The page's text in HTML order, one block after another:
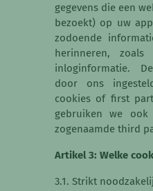
gegevens die een
bezoekt) op uw
zodoende
herinneren,
inloginformatie.
door ons
cookies of first
gebruiken we ook
zogenaamde third
Artikel 3: Welke
3.1. Strikt